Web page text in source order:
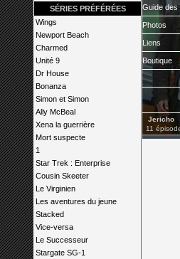
SÉRIES PRÉFÉRÉES
Wings
Newport Beach
Charmed
Unité 9
Dr House
Bonanza
Simon et Simon
Ally McBeal
Xena la guerrière
Mort suspecte
1
Star Trek : Enterprise
Cousin Skeeter
Le Virginien
Les aventures du jeune
Stacked
Vice-versa
Le Successeur
Stargate SG-1
Guide des
Photos
Liens
Boutique
Jericho
11